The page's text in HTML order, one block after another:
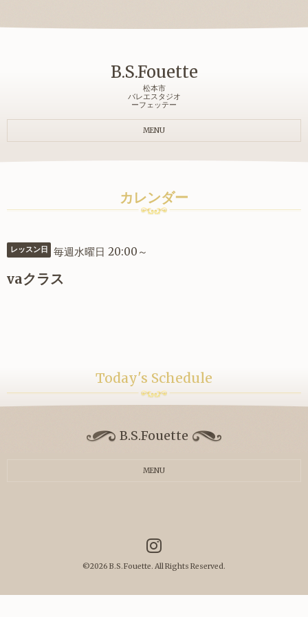
B.S.Fouette
松本市
バレエスタジオ
ーフェッテー
MENU
カレンダー
レッスン日 毎週水曜日 20:00～
vaクラス
Today's Schedule
B.S.Fouette
MENU
©2026 B.S.Fouette. All Rights Reserved.